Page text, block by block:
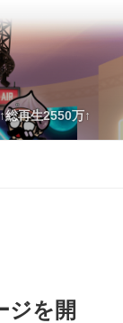
2550万↑
ジを開